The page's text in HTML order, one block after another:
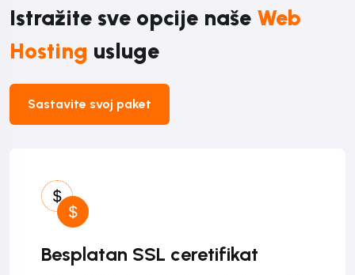
Istražite sve opcije naše Web
Hosting usluge
Sastavite svoj paket
Besplatan SSL ceretifikat